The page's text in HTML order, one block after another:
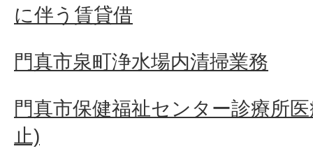
に伴う賃貸借
門真市泉町浄水場内清掃業務
門真市保健福祉センター診療所
止)